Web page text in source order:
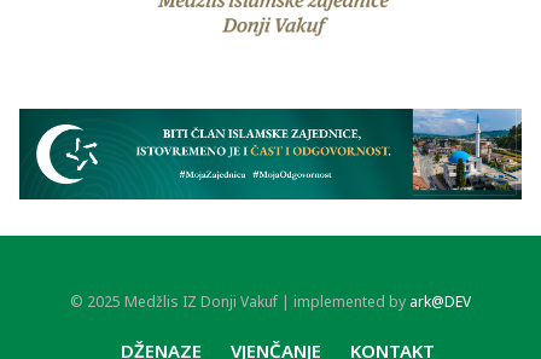
© 2025 Medžlis IZ Donji Vakuf | implemented by ark@DEV
DŽENAZE VJENČANJE KONTAKT